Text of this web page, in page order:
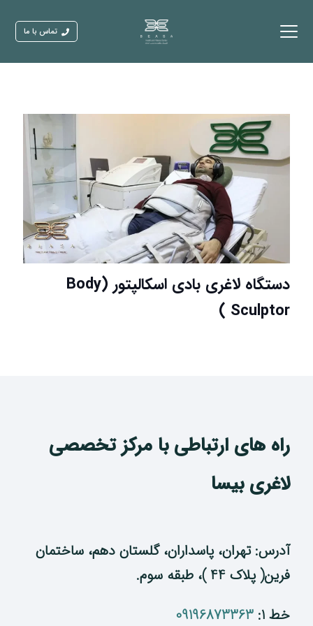
تماس با ما
دستگاه لاغری بادی اسکالپتور (Body
Sculptor )
راه های ارتباطی با مرکز تخصصی
لاغری بیسا
آدرس: تهران، پاسداران، گلستان دهم، ساختمان
فرین( پلاک 44 )، طبقه سوم.
خط 1:
09196873363